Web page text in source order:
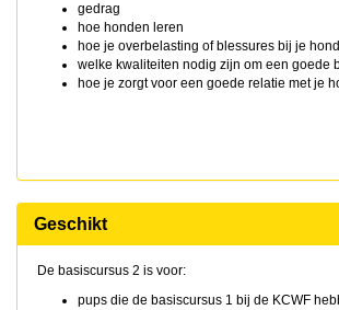
gedrag
hoe honden leren
hoe je overbelasting of blessures bij je
welke kwaliteiten nodig zijn om een goede
hoe je zorgt voor een goede relatie met je
Geschikt
De basiscursus 2 is voor:
pups die de basiscursus 1 bij de KCWF